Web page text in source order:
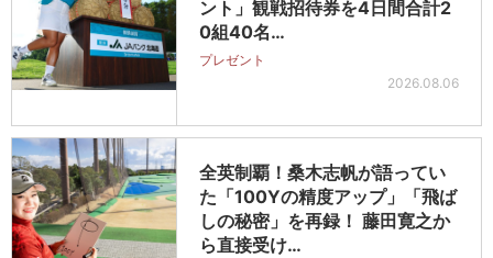
ント」観戦招待券を4日間合計2
0組40名…
プレゼント
2026.08.06
全英制覇！桑木志帆が語ってい
た「100Yの精度アップ」「飛ば
しの秘密」を再録！ 藤田寛之か
ら直接受け…